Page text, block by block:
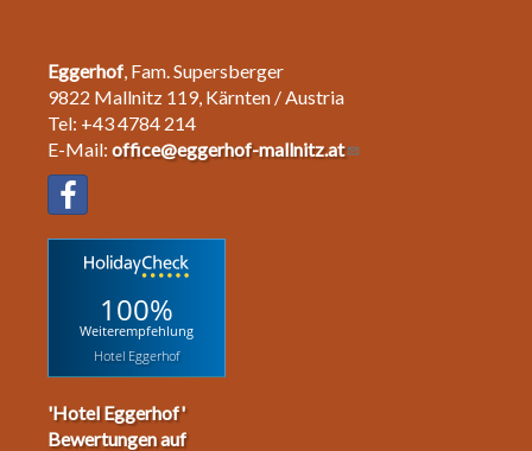
Eggerhof, Fam. Supersberger
9822 Mallnitz 119, Kärnten / Austria
Tel: +43 4784 214
E-Mail: office@eggerhof-mallnitz.at
100%
Weiterempfehlung
Hotel Eggerhof
'Hotel Eggerhof'
Bewertungen auf